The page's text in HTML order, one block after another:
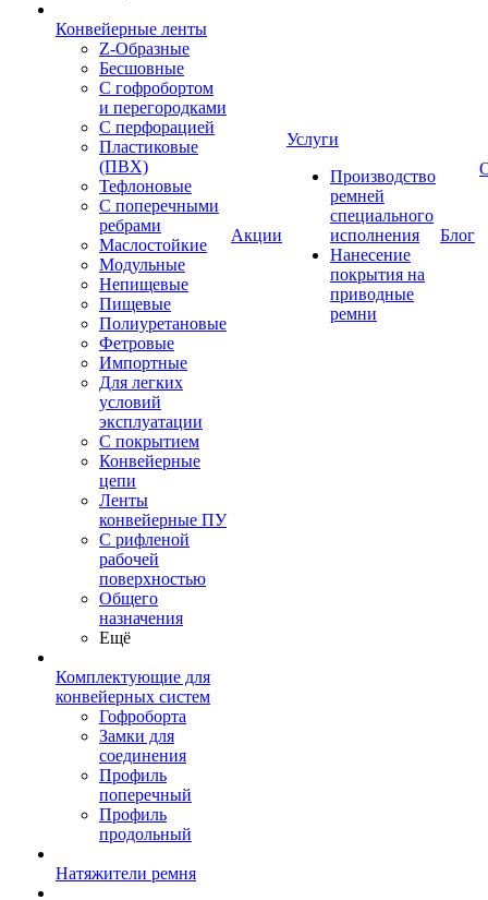
Конвейерные ленты
Z-Образные
Бесшовные
С гофробортом
и перегородками
С перфорацией
Пластиковые
(ПВХ)
Тефлоновые
С поперечными
ребрами
Маслостойкие
Модульные
Непищевые
Пищевые
Полиуретановые
Фетровые
Импортные
Для легких
условий
эксплуатации
С покрытием
Конвейерные
цепи
Ленты
конвейерные ПУ
С рифленой
рабочей
поверхностью
Общего
назначения
Ещё
Комплектующие для
конвейерных систем
Гофроборта
Замки для
соединения
Профиль
поперечный
Профиль
продольный
Натяжители ремня
Акции
Услуги
Производство
ремней
специального
исполнения
Нанесение
покрытия на
приводные
ремни
Блог